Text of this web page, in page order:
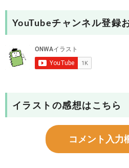
YouTubeチャンネル登録
イラストの感想はこちら
コメント入力